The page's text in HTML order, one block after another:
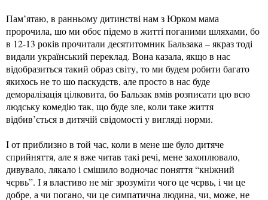
Пам’ятаю, в ранньому дитинстві нам з Юрком мама
пророчила, шо ми обоє підемо в житті поганими шляхами, бо
в 12-13 років прочитали десятитомник Бальзака – якраз тоді
видали український переклад. Вона казала, якщо в нас
відобразиться такий образ світу, то ми будем робити багато
якихось не то шо паскудств, але просто в нас буде
деморалізація цілковита, бо Бальзак вмів розписати цю всю
людську комедію так, що буде зле, коли таке життя
відбив’ється в дитячій свідомості у вигляді норми.
І от приблизно в той час, коли в мене ше було дитяче
сприйняття, але я вже читав такі речі, мене захоплювало,
дивувало, лякало і смішило водночас поняття “кніжний
чєрвь”. І я властиво не міг зрозуміти чого це чєрвь, і чи це
добре, а чи погано, чи це симпатична людина, чи, може, не